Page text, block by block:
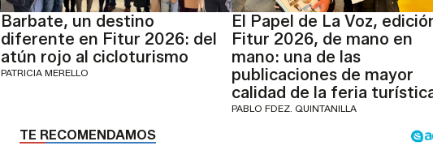
Barbate, un destino
diferente en Fitur 2026: del
atún rojo al cicloturismo
PATRICIA MERELLO
El Papel de La Voz,
Fitur 2026, de mano en
mano: una de las
publicaciones de mayor
calidad de la feria
PABLO FDEZ. QUINTANILLA